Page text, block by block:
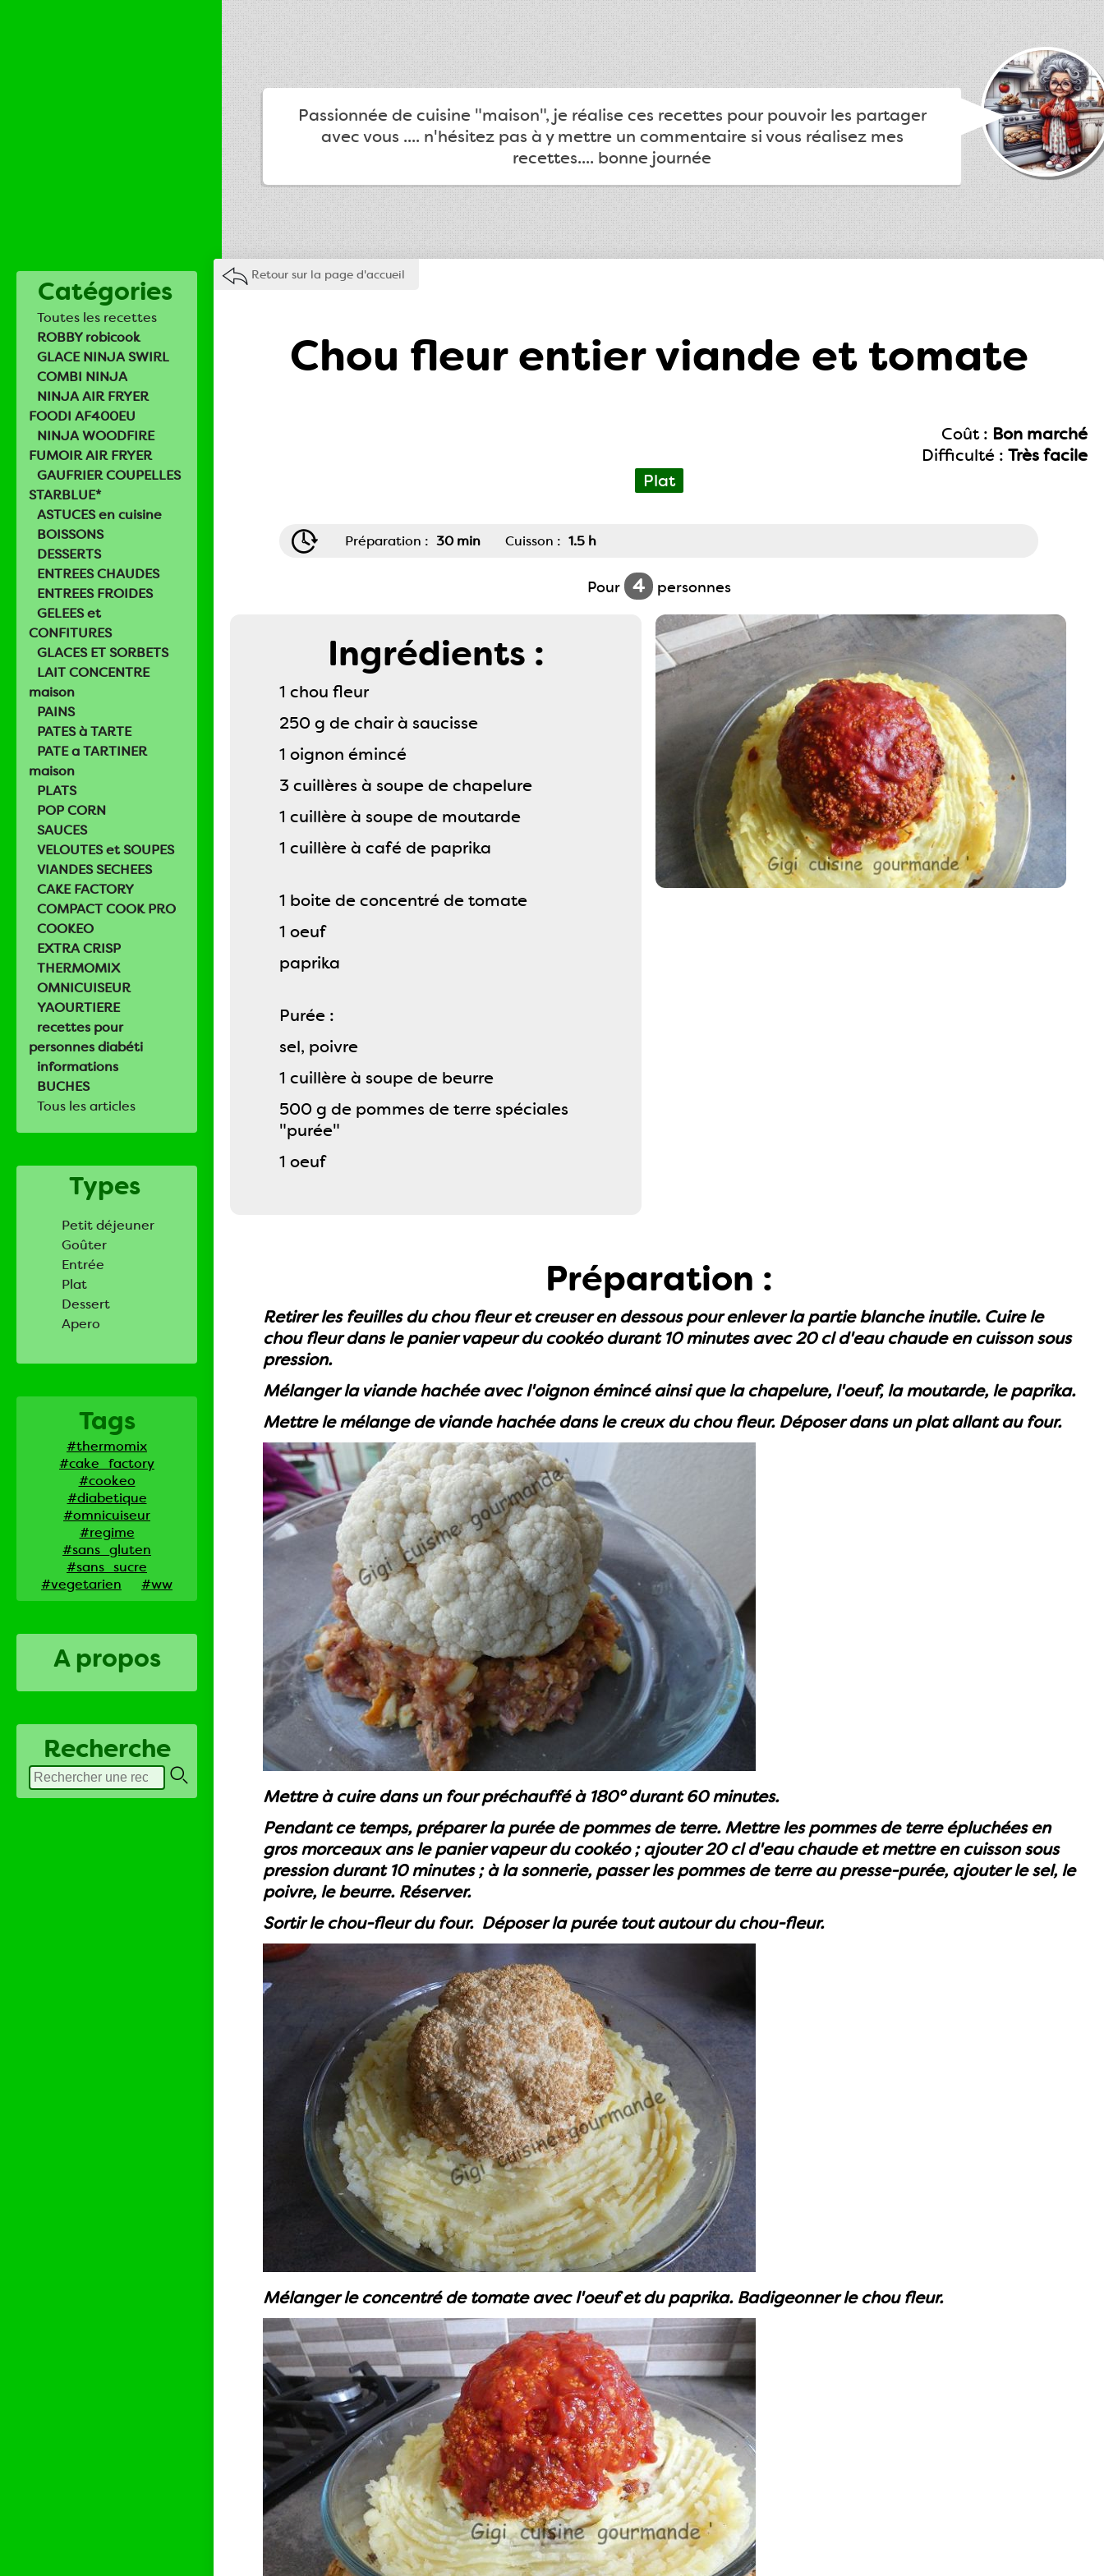
Passionnée de cuisine "maison", je réalise ces recettes pour pouvoir les partager
avec vous .... n'hésitez pas à y mettre un commentaire si vous réalisez mes
recettes.... bonne journée
Catégories
Toutes les recettes
ROBBY robicook
GLACE NINJA SWIRL
COMBI NINJA
NINJA AIR FRYER
FOODI AF400EU
NINJA WOODFIRE
FUMOIR AIR FRYER
GAUFRIER COUPELLES
STARBLUE*
ASTUCES en cuisine
BOISSONS
DESSERTS
ENTREES CHAUDES
ENTREES FROIDES
GELEES et
CONFITURES
GLACES ET SORBETS
LAIT CONCENTRE
maison
PAINS
PATES à TARTE
PATE a TARTINER
maison
PLATS
POP CORN
SAUCES
VELOUTES et SOUPES
VIANDES SECHEES
CAKE FACTORY
COMPACT COOK PRO
COOKEO
EXTRA CRISP
THERMOMIX
OMNICUISEUR
YAOURTIERE
recettes pour
personnes diabéti
informations
BUCHES
Tous les articles
Types
Petit déjeuner
Goûter
Entrée
Plat
Dessert
Apero
Tags
#thermomix
#cake_factory
#cookeo
#diabetique
#omnicuiseur
#regime
#sans_gluten
#sans_sucre
#vegetarien
#ww
A propos
Recherche
Retour sur la page d'accueil
Chou fleur entier viande et tomate
Coût : Bon marché
Difficulté : Très facile
Plat
Préparation : 30 min Cuisson : 1.5 h
Pour 4 personnes
Ingrédients :
1 chou fleur
250 g de chair à saucisse
1 oignon émincé
3 cuillères à soupe de chapelure
1 cuillère à soupe de moutarde
1 cuillère à café de paprika
1 boite de concentré de tomate
1 oeuf
paprika
Purée :
sel, poivre
1 cuillère à soupe de beurre
500 g de pommes de terre spéciales
"purée"
1 oeuf
Préparation :
Retirer les feuilles du chou fleur et creuser en dessous pour enlever la partie blanche inutile. Cuire le
chou fleur dans le panier vapeur du cookéo durant 10 minutes avec 20 cl d'eau chaude en cuisson sous
pression.
Mélanger la viande hachée avec l'oignon émincé ainsi que la chapelure, l'oeuf, la moutarde, le paprika.
Mettre le mélange de viande hachée dans le creux du chou fleur. Déposer dans un plat allant au four.
Mettre à cuire dans un four préchauffé à 180° durant 60 minutes.
Pendant ce temps, préparer la purée de pommes de terre. Mettre les pommes de terre épluchées en
gros morceaux ans le panier vapeur du cookéo ; ajouter 20 cl d'eau chaude et mettre en cuisson sous
pression durant 10 minutes ; à la sonnerie, passer les pommes de terre au presse-purée, ajouter le sel, le
poivre, le beurre. Réserver.
Sortir le chou-fleur du four. Déposer la purée tout autour du chou-fleur.
Mélanger le concentré de tomate avec l'oeuf et du paprika. Badigeonner le chou fleur.